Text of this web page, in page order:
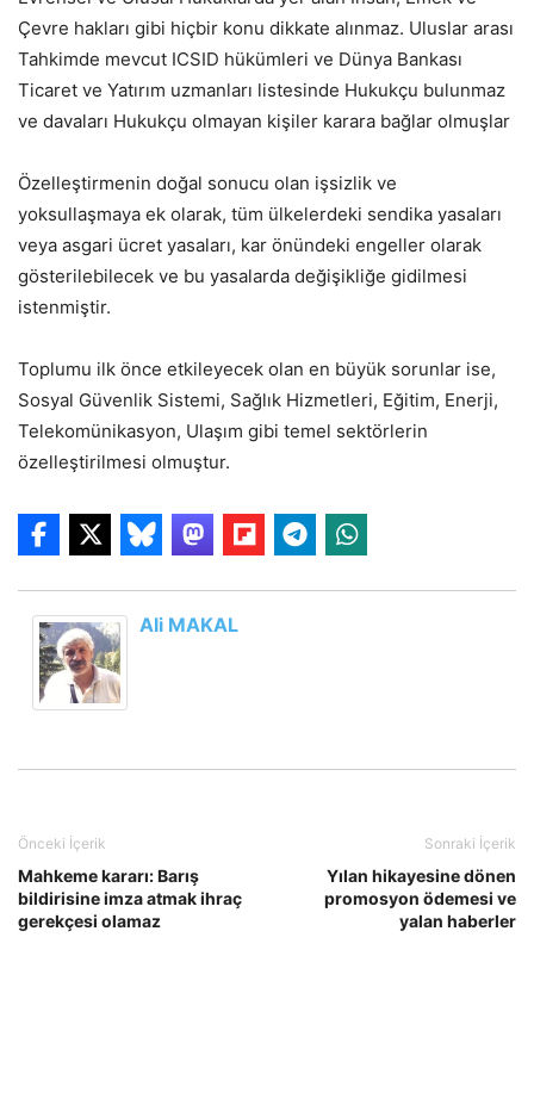
Çevre hakları gibi hiçbir konu dikkate alınmaz. Uluslar arası
Tahkimde mevcut ICSID hükümleri ve Dünya Bankası
Ticaret ve Yatırım uzmanları listesinde Hukukçu bulunmaz
ve davaları Hukukçu olmayan kişiler karara bağlar olmuşlar
Özelleştirmenin doğal sonucu olan işsizlik ve
yoksullaşmaya ek olarak, tüm ülkelerdeki sendika yasaları
veya asgari ücret yasaları, kar önündeki engeller olarak
gösterilebilecek ve bu yasalarda değişikliğe gidilmesi
istenmiştir.
Toplumu ilk önce etkileyecek olan en büyük sorunlar ise,
Sosyal Güvenlik Sistemi, Sağlık Hizmetleri, Eğitim, Enerji,
Telekomünikasyon, Ulaşım gibi temel sektörlerin
özelleştirilmesi olmuştur.
Ali MAKAL
Önceki İçerik
Mahkeme kararı: Barış
bildirisine imza atmak ihraç
gerekçesi olamaz
Sonraki İçerik
Yılan hikayesine dönen
promosyon ödemesi ve
yalan haberler